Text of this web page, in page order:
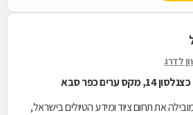
לדרג
14, מקס ערים כפר סבא
את תחום ציוד ומידע הטיולים בישראל,